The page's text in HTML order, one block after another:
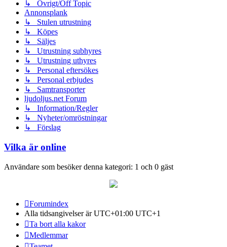
↳ Övrigt/Off Topic
Annonsplank
↳ Stulen utrustning
↳ Köpes
↳ Säljes
↳ Utrustning subhyres
↳ Utrustning uthyres
↳ Personal eftersökes
↳ Personal erbjudes
↳ Samtransporter
ljudoljus.net Forum
↳ Information/Regler
↳ Nyheter/omröstningar
↳ Förslag
Vilka är online
Användare som besöker denna kategori: 1 och 0 gäst
Forumindex
Alla tidsangivelser är UTC+01:00 UTC+1
Ta bort alla kakor
Medlemmar